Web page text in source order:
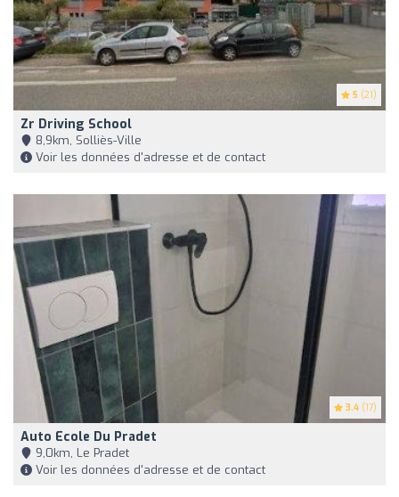
5 (21)
Zr Driving School
8,9km, Solliès-Ville
Voir les données d'adresse et de contact
3.4 (17)
Auto Ecole Du Pradet
9,0km, Le Pradet
Voir les données d'adresse et de contact